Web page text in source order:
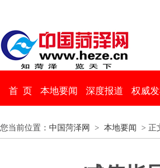
首 页 本地要闻 深度报道 权威
您当前位置： 中国菏泽网 > 本地要闻 > 正